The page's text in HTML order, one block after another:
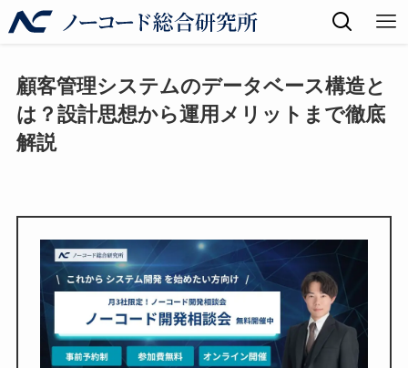
顧客管理システムのデータベース構造と
は？設計思想から運用メリットまで徹底
解説